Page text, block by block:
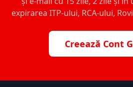
expirarea ITP-ului, RCA-ului,
Creează Cont